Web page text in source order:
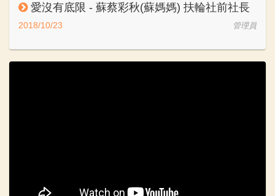
愛沒有底限 - 蘇蔡彩秋(蘇媽媽) 扶輪社前社長
2018/10/23 管理員